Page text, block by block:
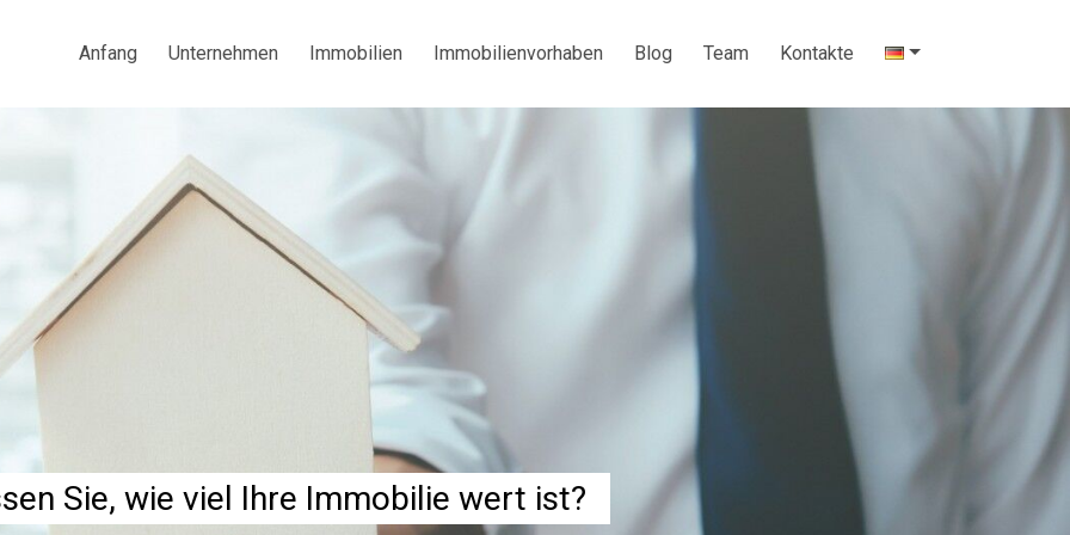
Anfang Unternehmen Immobilien Immobilienvorhaben Blog Team Kontakte
Sie, wie viel Ihre Immobilie wert ist?